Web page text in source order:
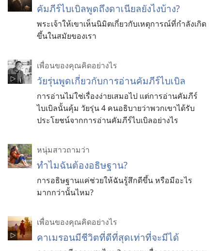
คัมภีร์​ไบเบิล​พูด​ถึง​ดาเนียล​ยังไง​บ้าง?
พระเจ้า​ให้​เขา​เห็น​นิมิต​เกี่ยว​กับ​เหตุ​การณ์​ที่​กำลัง​เกิด​
ขึ้น​ใน​สมัย​ของ​เรา
เพื่อนของคุณคิดอย่างไร
วัยรุ่นพูดเกี่ยวกับการอ่านคัมภีร์ไบเบิล
การอ่านไม่ใช่เรื่องง่ายเสมอไป แต่การอ่านคัมภีร์
ไบเบิลนั้นคุ้ม วัยรุ่น 4 คนอธิบายว่าพวกเขาได้รับ
ประโยชน์จากการอ่านคัมภีร์ไบเบิลอย่างไร
หนุ่มสาวถามว่า
ทำไมฉันต้องอธิษฐาน?
การอธิษฐานแค่ช่วยให้ฉันรู้สึกดีขึ้น หรือมีอะไร
มากกว่านั้นไหม?
เพื่อนของคุณคิดอย่างไร
คาเมรอนมีชีวิตที่ดีที่สุดเท่าที่จะมีได้